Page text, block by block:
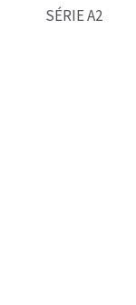
SÉRIE A2